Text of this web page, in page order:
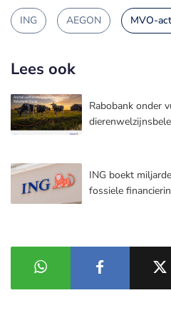
ING AEGON MVO-
Lees ook
Rabobank onder
ING boekt
fossiele